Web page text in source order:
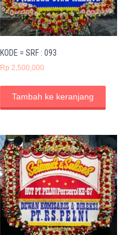
KODE = SRF : 093
Rp 2,500,000
Tambah ke keranjang